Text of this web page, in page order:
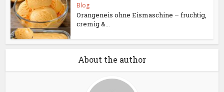
Blog
Orangeneis ohne Eismaschine – fruchtig,
cremig &...
About the author